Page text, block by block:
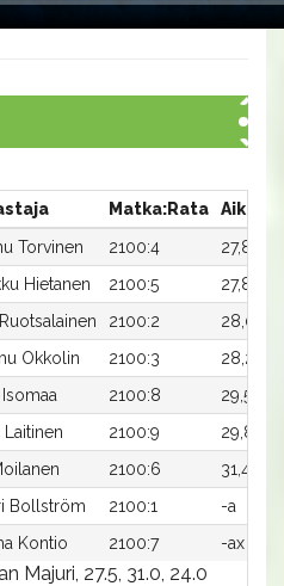
Matka:Rata Aika
Torvinen 2100:4 27,8a
Hietanen 2100:5 27,8a
2100:2 28,0a
Okkolin 2100:3 28,2a
2100:8 29,5a
Laitinen 2100:9 29,8a
2100:6 31,4a
Bollström 2100:1 -a
Kontio 2100:7 -ax
Majuri, 27.5, 31.0, 24.0